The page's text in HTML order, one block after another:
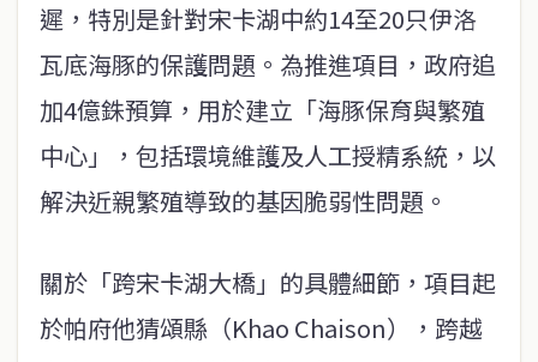
遲，特別是針對宋卡湖中約14至20只伊洛
瓦底海豚的保護問題。為推進項目，政府追
加4億銖預算，用於建立「海豚保育與繁殖
中心」，包括環境維護及人工授精系統，以
解決近親繁殖導致的基因脆弱性問題。
關於「跨宋卡湖大橋」的具體細節，項目起
於帕府他猜頌縣（Khao Chaison），跨越